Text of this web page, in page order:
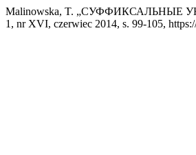
Malinowska, T.
1, nr XVI, czerwiec 2014, s. 99-105,